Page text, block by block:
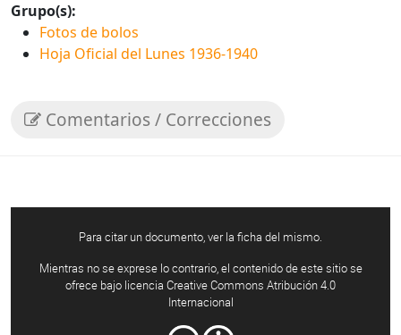
Grupo(s):
Fotos de bolos
Hoja Oficial del Lunes 1936-1940
Comentarios / Correcciones
Para citar un documento, ver la ficha del mismo.
Mientras no se exprese lo contrario, el contenido de este sitio se
ofrece bajo licencia Creative Commons Atribución 4.0
Internacional